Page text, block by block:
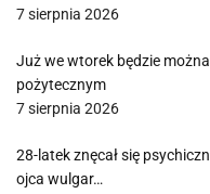
7 sierpnia 2026
Już we wtorek będzie
pożytecznym
7 sierpnia 2026
28-latek znęcał się
ojca wulgar…